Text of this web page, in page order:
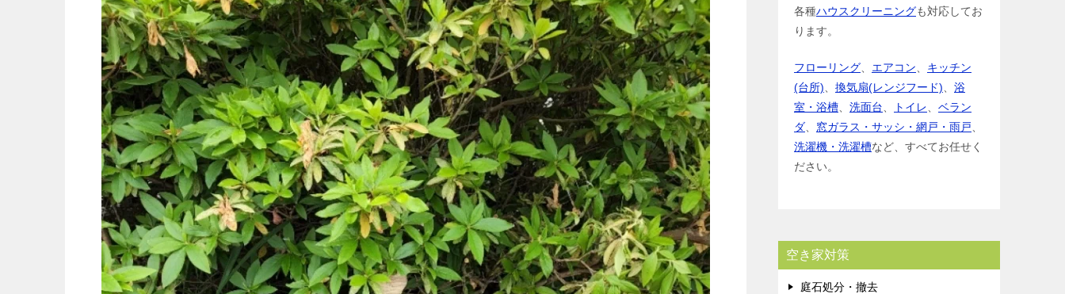
各種ハウスクリーニングも対応してお
ります。
フローリング エアコン
キッチン
(台所)
換気扇(レンジフード)
浴
室・浴槽
洗面台 トイレ
ベラン
ダ
窓ガラス・サッシ・網戸・雨戸
洗濯機・洗濯槽など、すべてお任せく
ださい。
空き家対策
庭石処分・撤去